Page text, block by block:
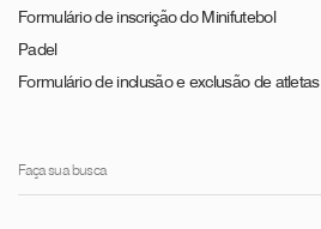
Formulário de inscrição do Minifutebol
Padel
Formulário de inclusão e exclusão de atletas